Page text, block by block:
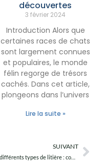
découvertes
3 février 2024
Introduction Alors que
certaines races de chats
sont largement connues
et populaires, le monde
félin regorge de trésors
cachés. Dans cet article,
plongeons dans l’univers
Lire la suite »
SUIVANT
Les différents types de litière : comment choisir la meilleure pour votre chat